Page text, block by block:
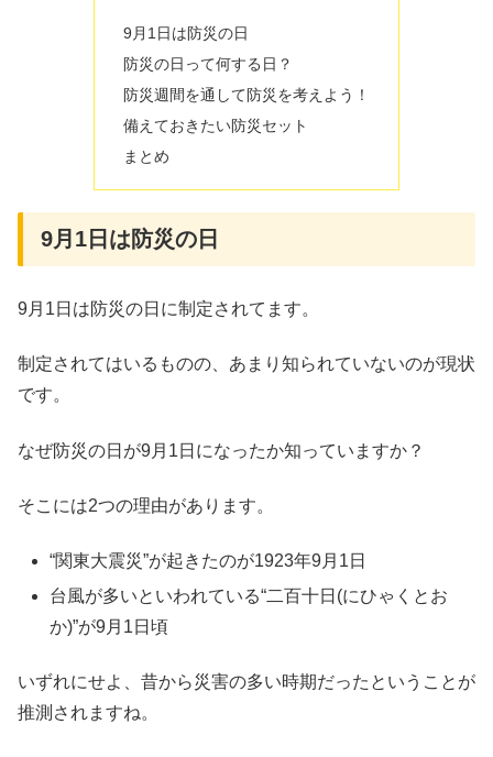
9月1日は防災の日
防災の日って何する日？
防災週間を通して防災を考えよう！
備えておきたい防災セット
まとめ
9月1日は防災の日
9月1日は防災の日に制定されてます。
制定されてはいるものの、あまり知られていないのが現状
です。
なぜ防災の日が9月1日になったか知っていますか？
そこには2つの理由があります。
“関東大震災”が起きたのが1923年9月1日
台風が多いといわれている“二百十日(にひゃくとお
か)”が9月1日頃
いずれにせよ、昔から災害の多い時期だったということが
推測されますね。